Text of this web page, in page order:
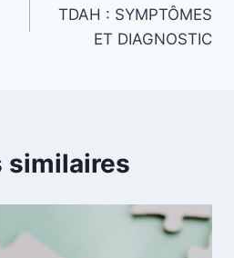
TDAH : SYMPTÔMES
ET DIAGNOSTIC
similaires